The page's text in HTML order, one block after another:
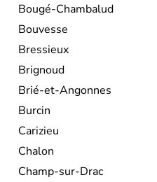
Bougé-Chambalud
Bouvesse
Bressieux
Brignoud
Brié-et-Angonnes
Burcin
Carizieu
Chalon
Champ-sur-Drac